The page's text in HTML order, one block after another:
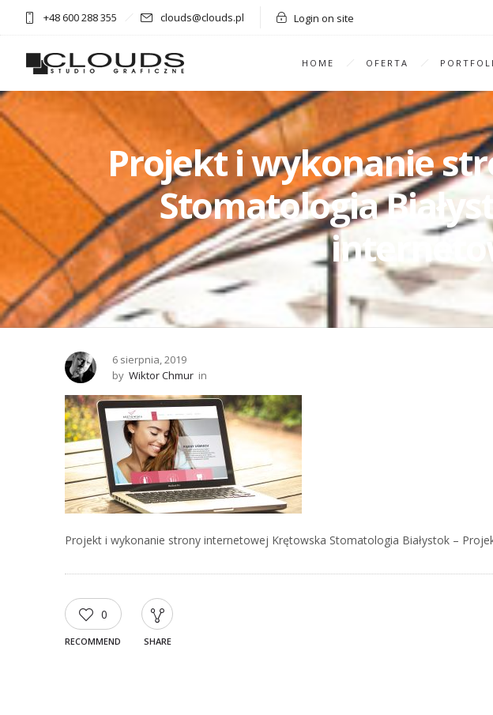
+48 600 288 355 clouds@clouds.pl Login on site
HOME OFERTA
Projekt i wykonanie
Stomatologia
6 sierpnia, 2019
by Wiktor Chmur in
Projekt i wykonanie strony internetowej Krętowska Stomatologia Białystok –
0
RECOMMEND SHARE